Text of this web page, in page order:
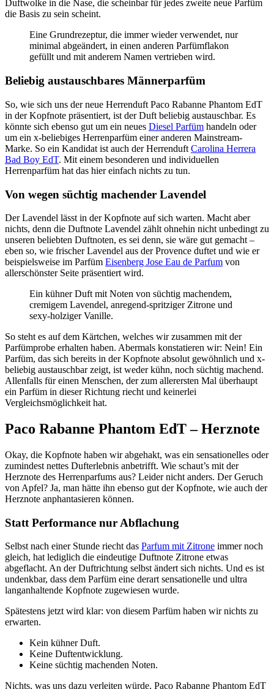
Duftwolke in die Nase, die scheinbar für jedes zweite neue Parfüm
die Basis zu sein scheint.
Eine Grundrezeptur, die immer wieder verwendet, nur
minimal abgeändert, in einen anderen Parfümflakon
gefüllt und mit anderem Namen vertrieben wird.
Beliebig austauschbares Männerparfüm
So, wie sich uns der neue Herrenduft Paco Rabanne Phantom EdT
in der Kopfnote präsentiert, ist der Duft beliebig austauschbar. Es
könnte sich ebenso gut um ein neues Diesel Parfüm handeln oder
um ein x-beliebiges Herrenparfüm einer anderen Mainstream-
Marke. So ein Kandidat ist auch der Herrenduft Carolina Herrera
Bad Boy EdT. Mit einem besonderen und individuellen
Herrenparfüm hat das hier einfach nichts zu tun.
Von wegen süchtig machender Lavendel
Der Lavendel lässt in der Kopfnote auf sich warten. Macht aber
nichts, denn die Duftnote Lavendel zählt ohnehin nicht unbedingt zu
unseren beliebten Duftnoten, es sei denn, sie wäre gut gemacht –
eben so, wie frischer Lavendel aus der Provence duftet und wie er
beispielsweise im Parfüm Eisenberg Jose Eau de Parfum von
allerschönster Seite präsentiert wird.
Ein kühner Duft mit Noten von süchtig machendem,
cremigem Lavendel, anregend-spritziger Zitrone und
sexy-holziger Vanille.
So steht es auf dem Kärtchen, welches wir zusammen mit der
Parfümprobe erhalten haben. Abermals konstatieren wir: Nein! Ein
Parfüm, das sich bereits in der Kopfnote absolut gewöhnlich und x-
beliebig austauschbar zeigt, ist weder kühn, noch süchtig machend.
Allenfalls für einen Menschen, der zum allerersten Mal überhaupt
ein Parfüm in dieser Richtung riecht und keinerlei
Vergleichsmöglichkeit hat.
Paco Rabanne Phantom EdT – Herznote
Okay, die Kopfnote haben wir abgehakt, was ein sensationelles oder
zumindest nettes Dufterlebnis anbetrifft. Wie schaut’s mit der
Herznote des Herrenparfums aus? Leider nicht anders. Der Geruch
von Apfel? Ja, man hätte ihn ebenso gut der Kopfnote, wie auch der
Herznote anphantasieren können.
Statt Performance nur Abflachung
Selbst nach einer Stunde riecht das Parfum mit Zitrone immer noch
gleich, hat lediglich die eindeutige Duftnote Zitrone etwas
abgeflacht. An der Duftrichtung selbst ändert sich nichts. Und es ist
undenkbar, dass dem Parfüm eine derart sensationelle und ultra
langanhaltende Kopfnote zugewiesen wurde.
Spätestens jetzt wird klar: von diesem Parfüm haben wir nichts zu
erwarten.
Kein kühner Duft.
Keine Duftentwicklung.
Keine süchtig machenden Noten.
Nichts, was uns dazu verleiten würde, Paco Rabanne Phantom EdT